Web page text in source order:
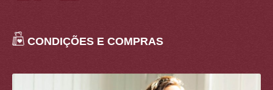
CONDIÇÕES E COMPRAS